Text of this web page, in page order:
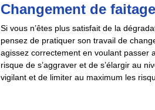
Changement de
Si vous n’êtes plus satisfait de la
pensez de pratiquer son travail de
agissez correctement en voulant passer
risque de s’aggraver et de s’élargir au
vigilant et de limiter au maximum les